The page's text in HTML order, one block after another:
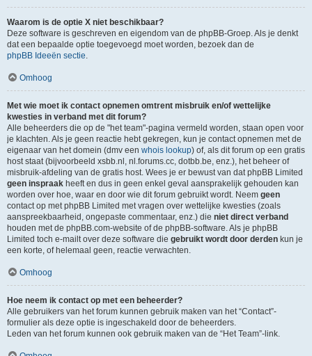
Waarom is de optie X niet beschikbaar?
Deze software is geschreven en eigendom van de phpBB-Groep. Als je denkt
dat een bepaalde optie toegevoegd moet worden, bezoek dan de
phpBB Ideeën sectie.
Omhoog
Met wie moet ik contact opnemen omtrent misbruik en/of wettelijke
kwesties in verband met dit forum?
Alle beheerders die op de "het team"-pagina vermeld worden, staan open voor
je klachten. Als je geen reactie hebt gekregen, kun je contact opnemen met de
eigenaar van het domein (dmv een whois lookup) of, als dit forum op een gratis
host staat (bijvoorbeeld xsbb.nl, nl.forums.cc, dotbb.be, enz.), het beheer of
misbruik-afdeling van de gratis host. Wees je er bewust van dat phpBB Limited
geen inspraak heeft en dus in geen enkel geval aansprakelijk gehouden kan
worden over hoe, waar en door wie dit forum gebruikt wordt. Neem geen
contact op met phpBB Limited met vragen over wettelijke kwesties (zoals
aanspreekbaarheid, ongepaste commentaar, enz.) die niet direct verband
houden met de phpBB.com-website of de phpBB-software. Als je phpBB
Limited toch e-mailt over deze software die gebruikt wordt door derden kun je
een korte, of helemaal geen, reactie verwachten.
Omhoog
Hoe neem ik contact op met een beheerder?
Alle gebruikers van het forum kunnen gebruik maken van het “Contact”-
formulier als deze optie is ingeschakeld door de beheerders.
Leden van het forum kunnen ook gebruik maken van de “Het Team”-link.